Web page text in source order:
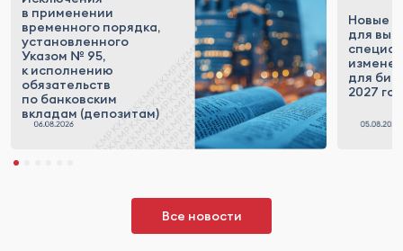
в применении
временного порядка,
установленного
Указом № 95,
к исполнению
обязательств
по банковским
вкладам (депозитам)
Новые
для
для
2027
Все новости